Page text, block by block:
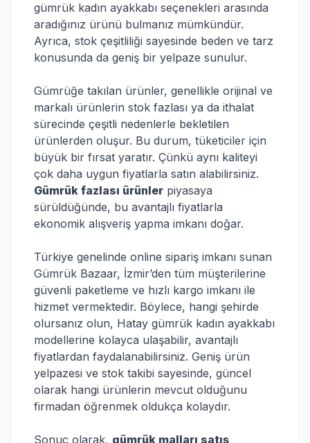
gümrük kadın ayakkabı seçenekleri arasında
aradığınız ürünü bulmanız mümkündür.
Ayrıca, stok çeşitliliği sayesinde beden ve tarz
konusunda da geniş bir yelpaze sunulur.
Gümrüğe takılan ürünler, genellikle orijinal ve
markalı ürünlerin stok fazlası ya da ithalat
sürecinde çeşitli nedenlerle bekletilen
ürünlerden oluşur. Bu durum, tüketiciler için
büyük bir fırsat yaratır. Çünkü aynı kaliteyi
çok daha uygun fiyatlarla satın alabilirsiniz.
Gümrük fazlası ürünler piyasaya
sürüldüğünde, bu avantajlı fiyatlarla
ekonomik alışveriş yapma imkanı doğar.
Türkiye genelinde online sipariş imkanı sunan
Gümrük Bazaar, İzmir’den tüm müşterilerine
güvenli paketleme ve hızlı kargo imkanı ile
hizmet vermektedir. Böylece, hangi şehirde
olursanız olun, Hatay gümrük kadın ayakkabı
modellerine kolayca ulaşabilir, avantajlı
fiyatlardan faydalanabilirsiniz. Geniş ürün
yelpazesi ve stok takibi sayesinde, güncel
olarak hangi ürünlerin mevcut olduğunu
firmadan öğrenmek oldukça kolaydır.
Sonuç olarak, gümrük malları satış